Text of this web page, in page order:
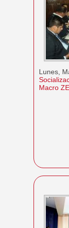
Lunes,
Macro